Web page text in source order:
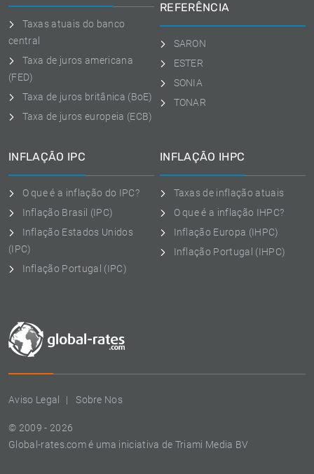
Aviso Legal Sobre Nos
© 2009 - 2026
Global-rates.com é uma iniciativa de Triami Media BV
Taxas atuais do banco
central
Taxa de juros americana
(FED)
Taxa de juros britânica (BoE)
Taxa de juros europeia (ECB)
REFERÊNCIA
SARON
ESTER
SONIA
TONAR
INFLAÇÃO IPC
O que é a inflação do IPC?
Inflação Brasil (IPC)
Inflação Estados Unidos
(IPC)
Inflação Portugal (IPC)
INFLAÇÃO IHPC
Taxas de inflação atuais
O que é a inflação IHPC?
Inflação Europa (IHPC)
Inflação Portugal (IHPC)